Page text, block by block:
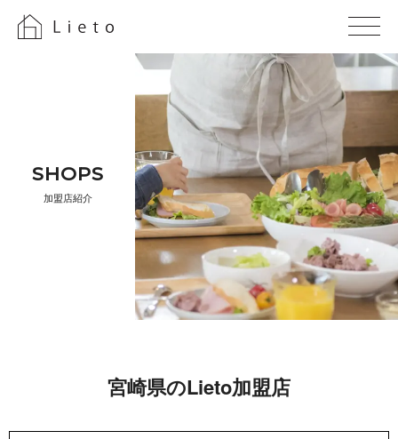
S H O P S
加 盟 店 紹 介
宮崎県のLiet o 加 盟 店